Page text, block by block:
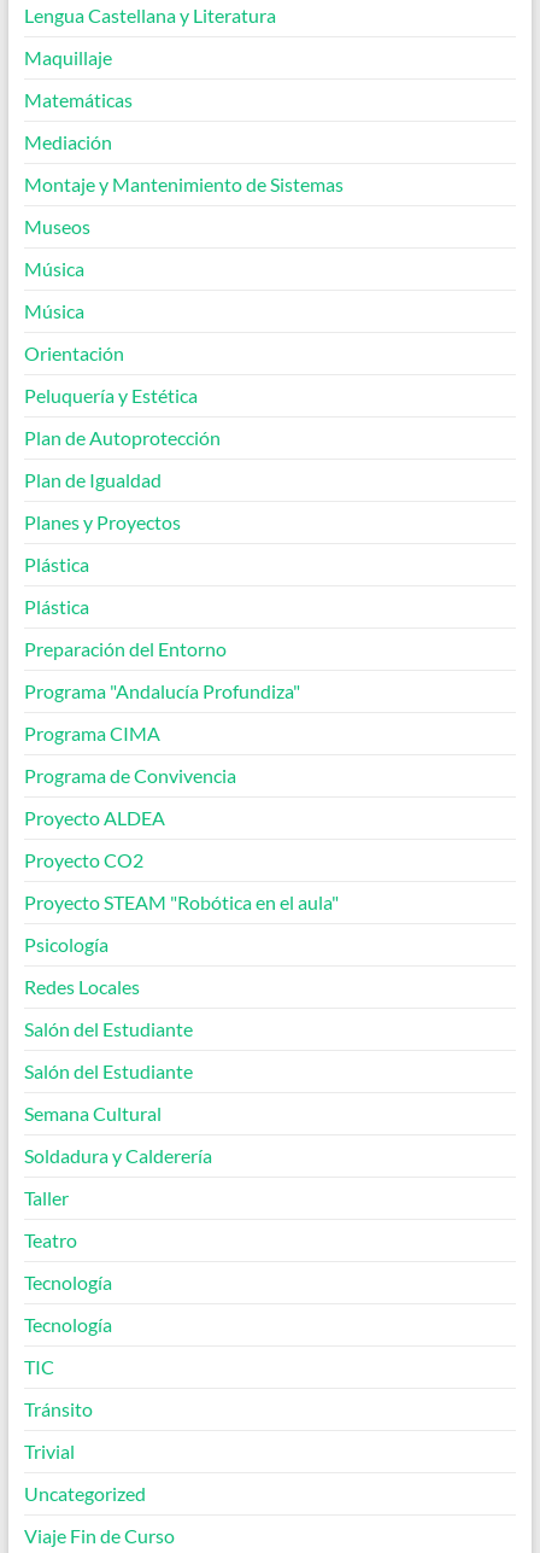
Lengua Castellana y Literatura
Maquillaje
Matemáticas
Mediación
Montaje y Mantenimiento de Sistemas
Museos
Música
Música
Orientación
Peluquería y Estética
Plan de Autoprotección
Plan de Igualdad
Planes y Proyectos
Plástica
Plástica
Preparación del Entorno
Programa "Andalucía Profundiza"
Programa CIMA
Programa de Convivencia
Proyecto ALDEA
Proyecto CO2
Proyecto STEAM "Robótica en el aula"
Psicología
Redes Locales
Salón del Estudiante
Salón del Estudiante
Semana Cultural
Soldadura y Calderería
Taller
Teatro
Tecnología
Tecnología
TIC
Tránsito
Trivial
Uncategorized
Viaje Fin de Curso